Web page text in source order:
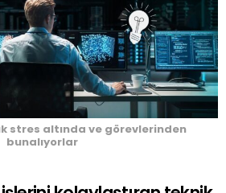
stres altında ve görevlerinden
bunalıyorlar